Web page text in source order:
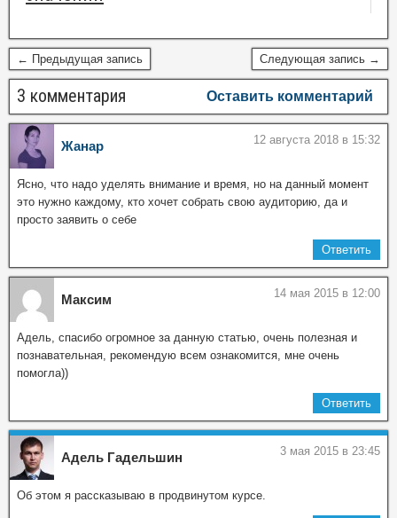
← Предыдущая запись Следующая запись →
3 комментария Оставить комментарий
Жанар 12 августа 2018 в 15:32
Ясно, что надо уделять внимание и время, но на данный момент
это нужно каждому, кто хочет собрать свою аудиторию, да и
просто заявить о себе
Ответить
Максим 14 мая 2015 в 12:00
Адель, спасибо огромное за данную статью, очень полезная и
познавательная, рекомендую всем ознакомится, мне очень
помогла))
Ответить
Адель Гадельшин 3 мая 2015 в 23:45
Об этом я рассказываю в продвинутом курсе.